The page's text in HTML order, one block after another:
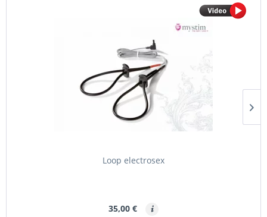
Loop electrosex
35,00 €